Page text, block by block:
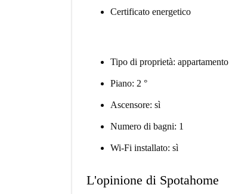
Certificato energetico
Tipo di proprietà: appartamento
Piano: 2 °
Ascensore: sì
Numero di bagni: 1
Wi-Fi installato: sì
L'opinione di Spotahome